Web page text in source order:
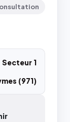
Secteur 1
(971)